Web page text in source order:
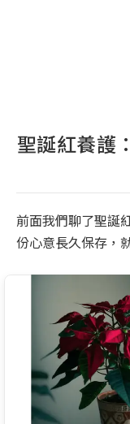
聖誕紅養護
前面我們聊了聖誕
份心意長久保存，